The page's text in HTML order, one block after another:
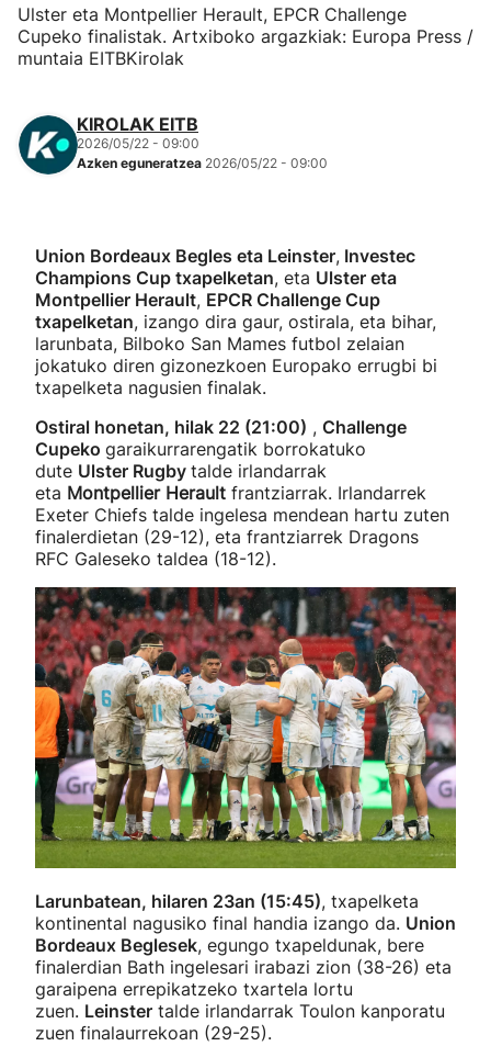
Ulster eta Montpellier Herault, EPCR Challenge
Cupeko finalistak. Artxiboko argazkiak: Europa Press /
muntaia EITBKirolak
KIROLAK EITB
2026/05/22 - 09:00
Azken eguneratzea 2026/05/22 - 09:00
Union Bordeaux Begles eta Leinster, Investec
Champions Cup txapelketan, eta Ulster eta
Montpellier Herault, EPCR Challenge Cup
txapelketan, izango dira gaur, ostirala, eta bihar,
larunbata, Bilboko San Mames futbol zelaian
jokatuko diren gizonezkoen Europako errugbi bi
txapelketa nagusien finalak.
Ostiral honetan, hilak 22 (21:00) , Challenge
Cupeko garaikurrarengatik borrokatuko
dute Ulster Rugby talde irlandarrak
eta Montpellier Herault frantziarrak. Irlandarrek
Exeter Chiefs talde ingelesa mendean hartu zuten
finalerdietan (29-12), eta frantziarrek Dragons
RFC Galeseko taldea (18-12).
Larunbatean, hilaren 23an (15:45), txapelketa
kontinental nagusiko final handia izango da. Union
Bordeaux Beglesek, egungo txapeldunak, bere
finalerdian Bath ingelesari irabazi zion (38-26) eta
garaipena errepikatzeko txartela lortu
zuen. Leinster talde irlandarrak Toulon kanporatu
zuen finalaurrekoan (29-25).